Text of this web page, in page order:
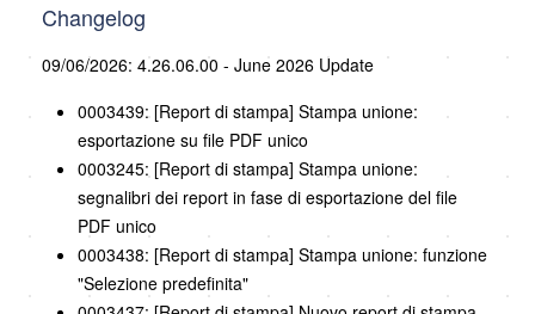
Changelog
09/06/2026: 4.26.06.00 - June 2026 Update
0003439: [Report di stampa] Stampa unione:
esportazione su file PDF unico
0003245: [Report di stampa] Stampa unione:
segnalibri dei report in fase di esportazione del file
PDF unico
0003438: [Report di stampa] Stampa unione: funzione
"Selezione predefinita"